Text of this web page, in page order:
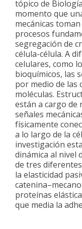
tópico de
momento que
mecánicas
procesos
segregación de
célula-célula. A
celulares, como
bioquímicos, las
por medio de las
moléculas.
están a cargo
señales
físicamente
a lo largo de la
investigación
dinámica al nivel
de tres
la elasticidad
proteínas
que media la